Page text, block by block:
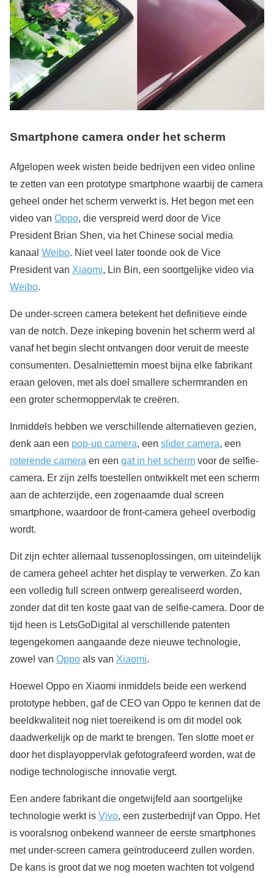
Smartphone camera onder het scherm
Afgelopen week wisten beide bedrijven een video online
te zetten van een prototype smartphone waarbij de camera
geheel onder het scherm verwerkt is. Het begon met een
video van Oppo, die verspreid werd door de Vice
President Brian Shen, via het Chinese social media
kanaal Weibo. Niet veel later toonde ook de Vice
President van Xiaomi, Lin Bin, een soortgelijke video via
Weibo.
De under-screen camera betekent het definitieve einde
van de notch. Deze inkeping bovenin het scherm werd al
vanaf het begin slecht ontvangen door veruit de meeste
consumenten. Desalniettemin moest bijna elke fabrikant
eraan geloven, met als doel smallere schermranden en
een groter schermoppervlak te creëren.
Inmiddels hebben we verschillende alternatieven gezien,
denk aan een pop-up camera, een slider camera, een
roterende camera en een gat in het scherm voor de selfie-
camera. Er zijn zelfs toestellen ontwikkelt met een scherm
aan de achterzijde, een zogenaamde dual screen
smartphone, waardoor de front-camera geheel overbodig
wordt.
Dit zijn echter allemaal tussenoplossingen, om uiteindelijk
de camera geheel achter het display te verwerken. Zo kan
een volledig full screen ontwerp gerealiseerd worden,
zonder dat dit ten koste gaat van de selfie-camera. Door de
tijd heen is LetsGoDigital al verschillende patenten
tegengekomen aangaande deze nieuwe technologie,
zowel van Oppo als van Xiaomi.
Hoewel Oppo en Xiaomi inmiddels beide een werkend
prototype hebben, gaf de CEO van Oppo te kennen dat de
beeldkwaliteit nog niet toereikend is om dit model ook
daadwerkelijk op de markt te brengen. Ten slotte moet er
door het displayoppervlak gefotografeerd worden, wat de
nodige technologische innovatie vergt.
Een andere fabrikant die ongetwijfeld aan soortgelijke
technologie werkt is Vivo, een zusterbedrijf van Oppo. Het
is vooralsnog onbekend wanneer de eerste smartphones
met under-screen camera geïntroduceerd zullen worden.
De kans is groot dat we nog moeten wachten tot volgend